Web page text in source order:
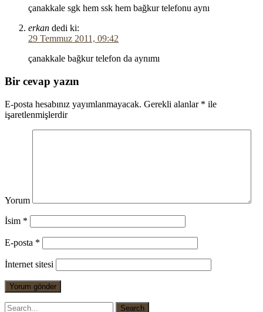
çanakkale sgk hem ssk hem bağkur telefonu aynı
erkan dedi ki:
29 Temmuz 2011, 09:42
çanakkale bağkur telefon da aynımı
Bir cevap yazın
E-posta hesabınız yayımlanmayacak. Gerekli alanlar * ile
işaretlenmişlerdir
Yorum
İsim *
E-posta *
İnternet sitesi